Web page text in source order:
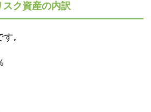
スク資産の内訳
。